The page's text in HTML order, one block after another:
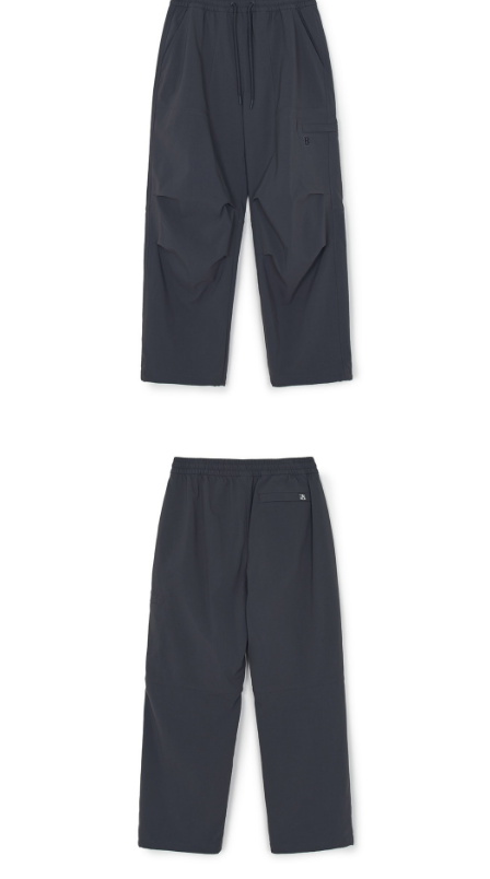
7-11取貨<不支援離島取退>
每筆NT$60，滿NT$499(含以上)免運費
每筆NT$80，滿NT$699(含以上)免運費